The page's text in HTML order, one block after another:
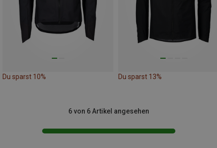
Du sparst 10% Du sparst 13%
6 von 6 Artikel angesehen